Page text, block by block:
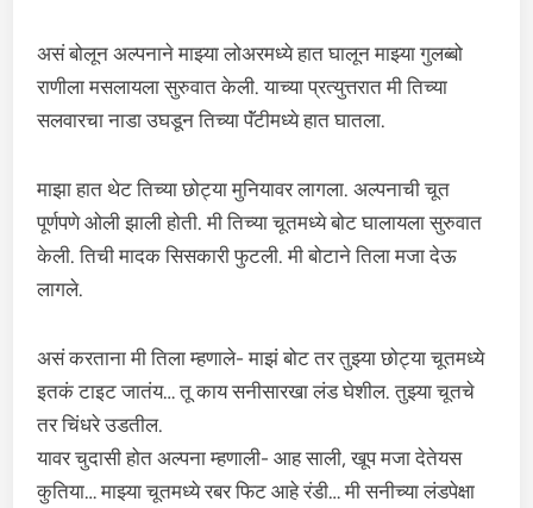
असं बोलून अल्पनाने माझ्या लोअरमध्ये हात घालून माझ्या गुलब्बो
राणीला मसलायला सुरुवात केली. याच्या प्रत्युत्तरात मी तिच्या
सलवारचा नाडा उघडून तिच्या पॅंटीमध्ये हात घातला.
माझा हात थेट तिच्या छोट्या मुनियावर लागला. अल्पनाची चूत
पूर्णपणे ओली झाली होती. मी तिच्या चूतमध्ये बोट घालायला सुरुवात
केली. तिची मादक सिसकारी फुटली. मी बोटाने तिला मजा देऊ
लागले.
असं करताना मी तिला म्हणाले- माझं बोट तर तुझ्या छोट्या चूतमध्ये
इतकं टाइट जातंय… तू काय सनीसारखा लंड घेशील. तुझ्या चूतचे
तर चिंधरे उडतील.
यावर चुदासी होत अल्पना म्हणाली- आह साली, खूप मजा देतेयस
कुतिया… माझ्या चूतमध्ये रबर फिट आहे रंडी… मी सनीच्या लंडपेक्षा